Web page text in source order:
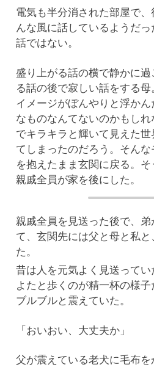
電気も半分消された部屋で
んな風に話しているようだ
話ではない。
盛り上がる話の横で静かに
る話の後で寂しい話をする
イメージがぼんやりと浮か
なものなんてないのかもし
でキラキラと輝いて見えた
てしまったのだろう。そん
を抱えたまま玄関に戻る。
親戚全員が家を後にした。
親戚全員を見送った後で、
て、玄関先には父と母と私
た。
昔は人を元気よく見送って
よたと歩くのが精一杯の様
ブルブルと震えていた。
「おいおい、大丈夫か」
父が震えている老犬に毛布を